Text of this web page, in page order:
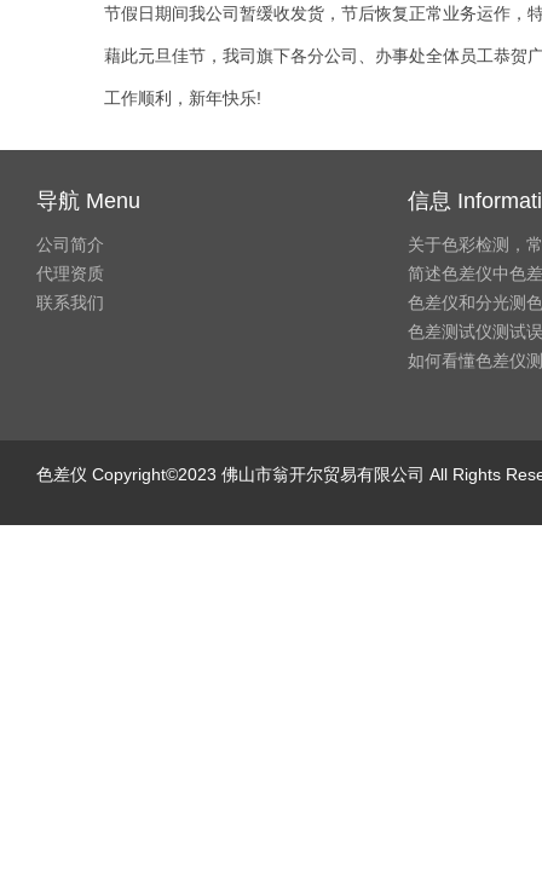
节假日期间我公司暂缓收发货，节后恢复正常业务运作，
藉此元旦佳节，我司旗下各分公司、办事处全体员工恭贺
工作顺利，新年快乐!
导航 Menu
公司简介
代理资质
联系我们
信息
关于色彩检测，
简述色差仪中色
色差仪和分光测
色差测试仪测试
如何看懂色差仪
色差仪 Copyright©2023 佛山市翁开尔贸易有限公司 All Rights